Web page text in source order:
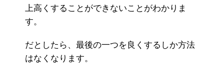
上高くすることができないことがわかりま
す。
だとしたら、最後の一つを良くするしか方法
はなくなります。